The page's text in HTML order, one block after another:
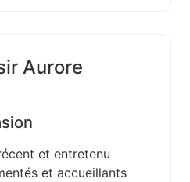
Aurore
et entretenu
et accueillants